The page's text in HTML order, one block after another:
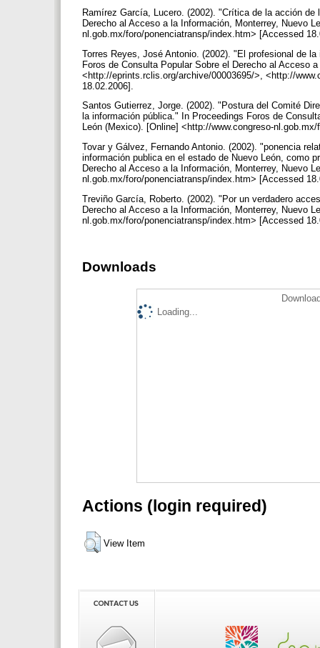
Ramírez García, Lucero. (2002). "Crítica de la acción
Derecho al Acceso a la Información, Monterrey, Nuevo
nl.gob.mx/foro/ponenciatransp/index.htm> [Accessed
Torres Reyes, José Antonio. (2002). "El profesional de
Foros de Consulta Popular Sobre el Derecho al Acceso
<http://eprints.rclis.org/archive/00003695/>, <http://
18.02.2006].
Santos Gutierrez, Jorge. (2002). "Postura del Comité
la información pública." In Proceedings Foros de
León (Mexico). [Online] <http://www.congreso-
Tovar y Gálvez, Fernando Antonio. (2002). "ponencia
información publica en el estado de Nuevo León, como
Derecho al Acceso a la Información, Monterrey, Nuevo
nl.gob.mx/foro/ponenciatransp/index.htm> [Accessed
Treviño García, Roberto. (2002). "Por un verdadero
Derecho al Acceso a la Información, Monterrey, Nuevo
nl.gob.mx/foro/ponenciatransp/index.htm> [Accessed
Downloads
Loading...
Actions (login required)
View Item